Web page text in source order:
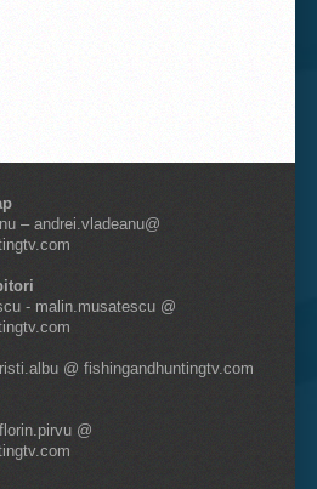
– andrei.vladeanu@
- malin.musatescu @
@ fishingandhuntingtv.com
@